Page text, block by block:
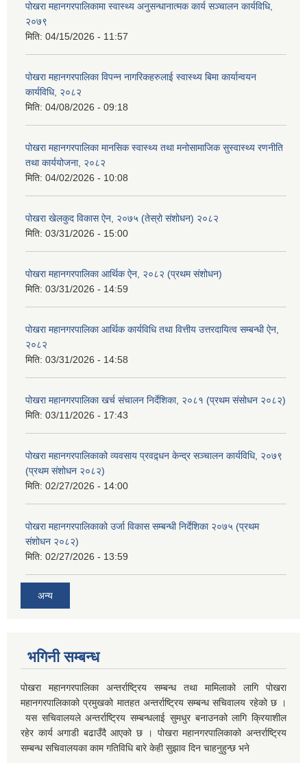
पोखरा महानगरपालिकामा स्वास्थ्य अनुसन्धानात्मक कार्य सञ्चालन कार्यविधि,
२०७९
मिति: 04/15/2026 - 11:57
पोखरा महानगरपालिका विपन्न नागरिकहरुलाई स्वास्थ्य बिमा कार्यान्वयन
कार्यविधि, २०८२
मिति: 04/08/2026 - 09:18
पोखरा महानगरपालिका मानसिक स्वास्थ्य तथा मनोसामाजिक सुस्वास्थ्य रणनीति
तथा कार्ययोजना, २०८२
मिति: 04/02/2026 - 10:08
पोखरा खेलकुद विकास ऐन, २०७५ (तेस्रो संशोधन) २०८२
मिति: 03/31/2026 - 15:00
पोखरा महानगरपालिका आर्थिक ऐन, २०८२ (प्रथम संशोधन)
मिति: 03/31/2026 - 14:59
पोखरा महानगरपालिका आर्थिक कार्यविधि तथा वित्तीय उत्तरदायित्व सम्बन्धी ऐन,
२०८२
मिति: 03/31/2026 - 14:58
पोखरा महानगरपालिका खर्च संचालन निर्देशिका, २०८१ (प्रथम संसोधन २०८२)
मिति: 03/11/2026 - 17:43
पोखरा महानगरपालिकाको व्यवसाय प्रवद्र्धन केन्द्र सञ्चालन कार्यविधि, २०७९
(प्रथम संशोधन २०८२)
मिति: 02/27/2026 - 14:00
पोखरा महानगरपालिकाको उर्जा विकास सम्बन्धी निर्देशिका २०७५ (प्रथम
संशोधन २०८२)
मिति: 02/27/2026 - 13:59
अन्य
भगिनी सम्बन्ध
पोखरा महानगरपालिका अन्तर्राष्ट्रिय सम्बन्ध तथा मामिलाको लागि पोखरा
महानगरपालिकाको प्रमुखको मातहत अन्तर्राष्ट्रिय सम्बन्ध सचिवालय रहेको छ ।
यस सचिवालयले अन्तर्राष्ट्रिय सम्बन्धलाई सुमधुर बनाउनको लागि क्रियाशील
रहेर कार्य अगाडी बढाउँदै आएको छ । पोखरा महानगरपालिकाको अन्तर्राष्ट्रिय
सम्बन्ध सचिवालयका काम गतिविधि बारे केही सुझाव दिन चाहनुहुन्छ भने